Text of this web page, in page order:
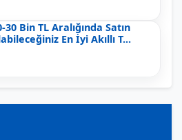
30 Bin TL Aralığında Satın
En İyi Akıllı T...